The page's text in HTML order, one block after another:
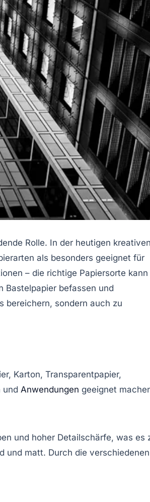
Rolle. In der heutigen
als besonders geeignet für
– die richtige Papiersorte kann
Bastelpapier befassen und
bereichern, sondern auch zu
Karton, Transparentpapier,
und Anwendungen geeignet
und hoher Detailschärfe, was es
und matt. Durch die verschiedenen